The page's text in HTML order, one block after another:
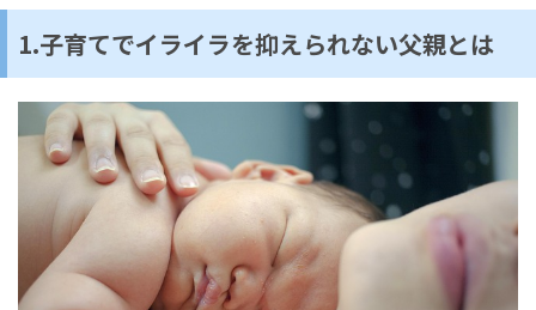
1.子育てでイライラを抑えられない父親とは